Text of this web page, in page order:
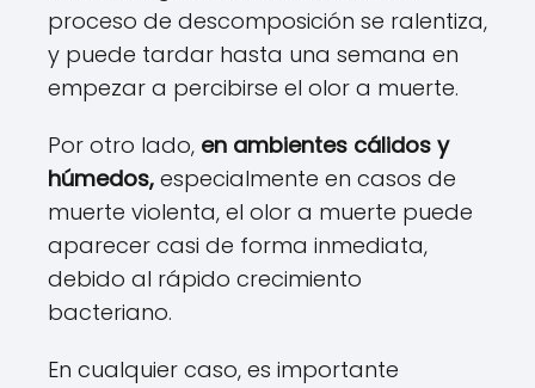
proceso de descomposición se ralentiza,
y puede tardar hasta una semana en
empezar a percibirse el olor a muerte.
Por otro lado, en ambientes cálidos y
húmedos, especialmente en casos de
muerte violenta, el olor a muerte puede
aparecer casi de forma inmediata,
debido al rápido crecimiento
bacteriano.
En cualquier caso, es importante